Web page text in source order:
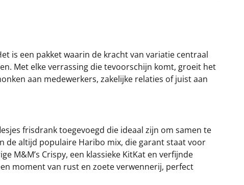
is een pakket waarin de kracht van variatie centraal
Met elke verrassing die tevoorschijn komt, groeit het
aan medewerkers, zakelijke relaties of juist aan
frisdrank toegevoegd die ideaal zijn om samen te
de altijd populaire Haribo mix, die garant staat voor
M&M’s Crispy, een klassieke KitKat en verfijnde
moment van rust en zoete verwennerij, perfect